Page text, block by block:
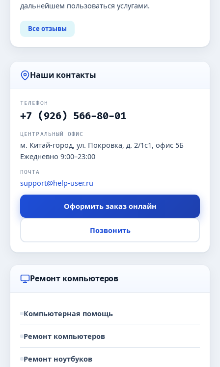
дальнейшем пользоваться услугами.
Все отзывы
Наши контакты
ТЕЛЕФОН
+7 (926) 566-80-01
ЦЕНТРАЛЬНЫЙ ОФИС
м. Китай-город, ул. Покровка, д. 2/1с1, офис 5Б
Ежедневно 9:00–23:00
ПОЧТА
support@help-user.ru
Оформить заказ онлайн
Позвонить
Ремонт компьютеров
Компьютерная помощь
Ремонт компьютеров
Ремонт ноутбуков